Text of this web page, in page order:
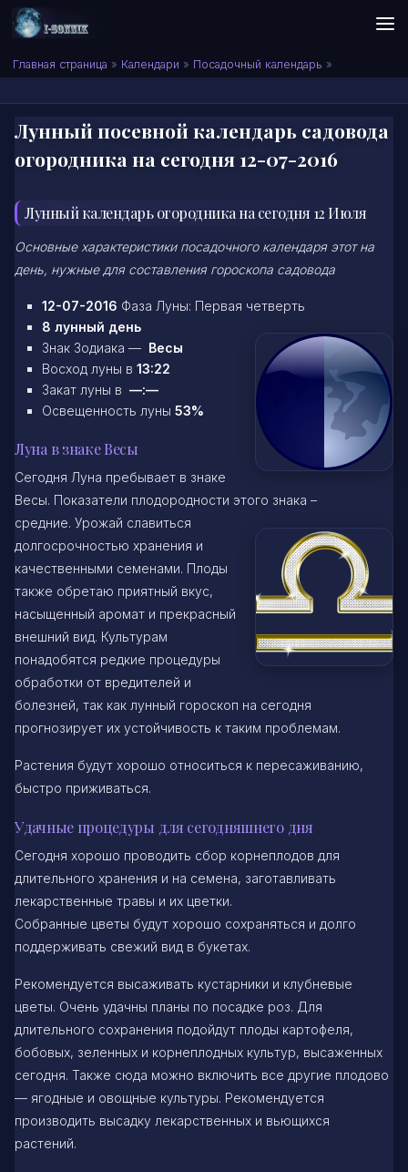
Skip to content
Сонник I-SONNIK.COM
Главная страница » Календари » Посадочный календарь »
Лунный посевной календарь садовода
огородника на сегодня 12-07-2016
Лунный календарь огородника на сегодня 12 Июля
Основные характеристики посадочного календаря этот на
день, нужные для составления гороскопа садовода
12-07-2016 Фаза Луны: Первая четверть
8 лунный день
Знак Зодиака — Весы
Восход луны в 13:22
Закат луны в —:—
Освещенность луны 53%
Луна в знаке Весы
Сегодня Луна пребывает в знаке
Весы. Показатели плодородности этого знака –
средние. Урожай славиться
долгосрочностью хранения и
качественными семенами. Плоды
также обретаю приятный вкус,
насыщенный аромат и прекрасный
внешний вид. Культурам
понадобятся редкие процедуры
обработки от вредителей и
болезней, так как лунный гороскоп на сегодня
прогнозирует их устойчивость к таким проблемам.
Растения будут хорошо относиться к пересаживанию,
быстро приживаться.
Удачные процедуры для сегодняшнего дня
Сегодня хорошо проводить сбор корнеплодов для
длительного хранения и на семена, заготавливать
лекарственные травы и их цветки.
Собранные цветы будут хорошо сохраняться и долго
поддерживать свежий вид в букетах.
Рекомендуется высаживать кустарники и клубневые
цветы. Очень удачны планы по посадке роз. Для
длительного сохранения подойдут плоды картофеля,
бобовых, зеленных и корнеплодных культур, высаженных
сегодня. Также сюда можно включить все другие плодово
— ягодные и овощные культуры. Рекомендуется
производить высадку лекарственных и вьющихся
растений.